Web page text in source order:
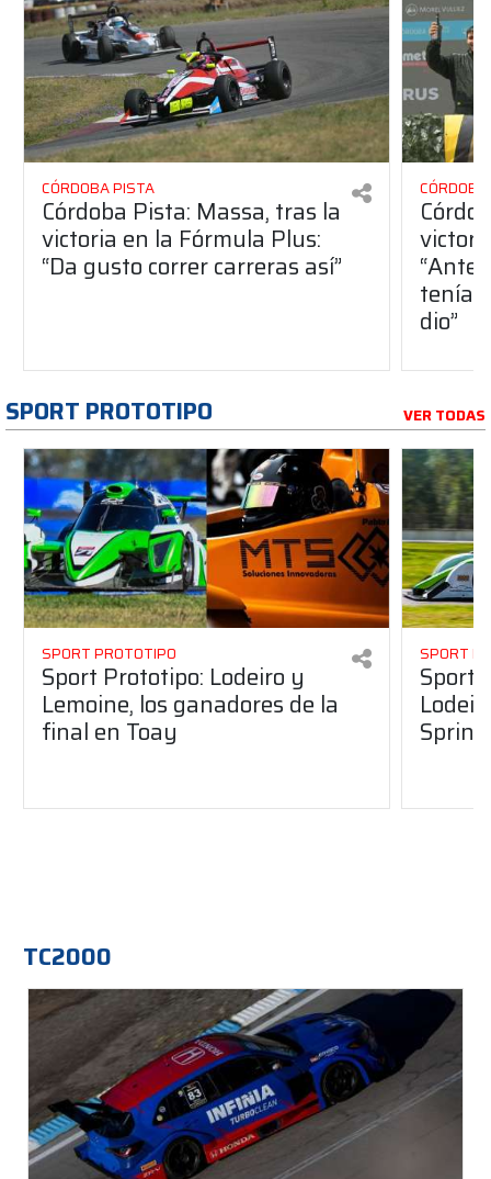
CÓRDOBA PISTA
Córdoba Pista: Massa, tras la
victoria en la Fórmula Plus:
“Da gusto correr carreras así”
dio”
SPORT PROTOTIPO VER TODAS
SPORT PROTOTIPO
Sport Prototipo: Lodeiro y
Lemoine, los ganadores de la
final en Toay
SPORT
Sport
Sprint
TC2000